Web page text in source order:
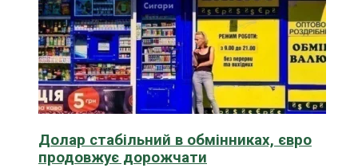
Долар стабільний в обмінниках, євро
продовжує дорожчати